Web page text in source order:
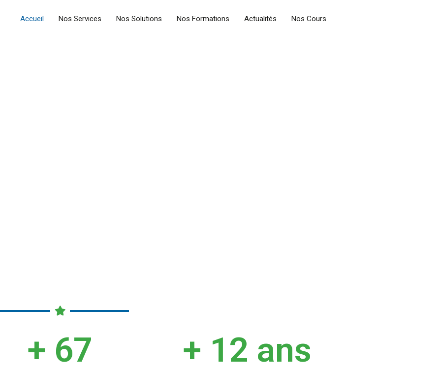
Accueil Nos Services Nos Solutions Nos Formations Actualités Nos Cours
+ 67 + 12 ans